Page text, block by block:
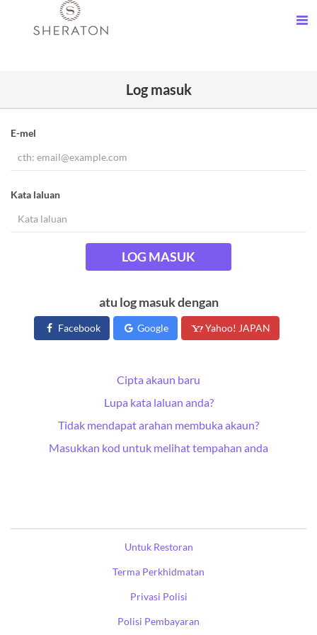
Log masuk
E-mel
Kata laluan
LOG MASUK
atu log masuk dengan
Facebook Google Yahoo! JAPAN
Cipta akaun baru
Lupa kata laluan anda?
Tidak mendapat arahan membuka akaun?
Masukkan kod untuk melihat tempahan anda
Untuk Restoran
Terma Perkhidmatan
Privasi Polisi
Polisi Pembayaran